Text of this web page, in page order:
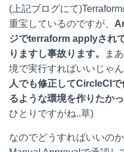
(上記ブログにて
重宝しているのですが、
ジでterraform applyされ
りますし事故ります。
ま
境で実行すればいいじゃ
人でも修正してCircleCI
るような環境を作りたか
ひとりですがね..草)
なのでどうすればいいの